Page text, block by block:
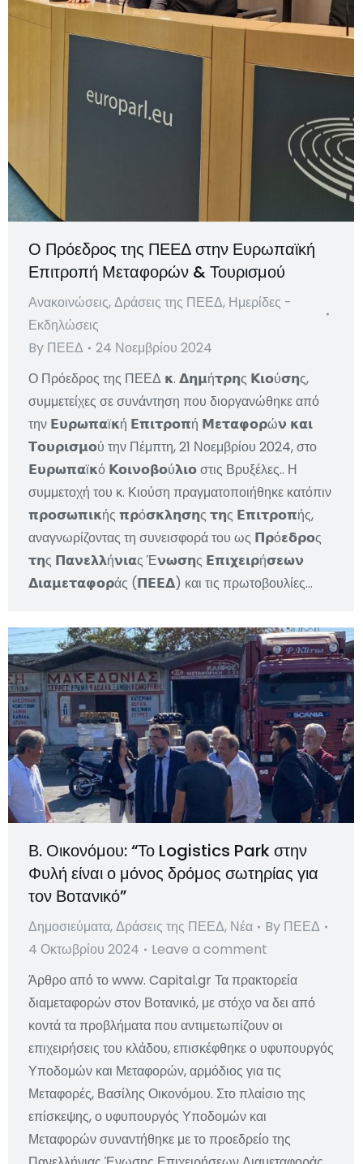
Ο Πρόεδρος της ΠΕΕΔ στην Ευρωπαϊκή
Επιτροπή Μεταφορών & Τουρισμού
Ανακοινώσεις,Δράσεις της ΠΕΕΔ, Ημερίδες -
Εκδηλώσεις
By ΠΕΕΔ
24 Νοεμβρίου 2024
Ο Πρόεδρος της ΠΕΕΔ 𝝹. 𝝙𝝶𝝻ή𝞃𝞀𝝶ς 𝝟𝝸𝝾ύ𝞂𝝶ς,
συμμετείχες σε συνάντηση που διοργανώθηκε από
την 𝝚𝞄𝞀𝞈𝝿𝝰ϊ𝝹ή 𝝚𝝿𝝸𝞃𝞀𝝾𝝿ή 𝝡𝝴𝞃𝝰𝞅𝝾𝞀ώ𝝼 𝝹𝝰𝝸
𝝩𝝾𝞄𝞀𝝸𝞂𝝻𝝾ύ την Πέμπτη, 21 Νοεμβρίου 2024, στο
𝝚𝞄𝞀𝞈𝝿𝝰ϊ𝝹ό 𝝟𝝾𝝸𝝼𝝾𝝱𝝾ύ𝝺𝝸𝝾 στις Βρυξέλες.. Η
συμμετοχή του κ. Κιούση πραγματοποιήθηκε κατόπιν
𝝿𝞀𝝾𝞂𝞈𝝿𝝸𝝹ής 𝝿𝞀ό𝞂𝝹𝝺𝝶𝞂𝝶ς 𝞃𝝶ς 𝝚𝝿𝝸𝞃𝞀𝝾𝝿ής,
αναγνωρίζοντας τη συνεισφορά του ως 𝝥𝞀ό𝝴𝝳𝞀𝝾ς
𝞃𝝶ς 𝝥𝝰𝝼𝝴𝝺𝝺ή𝝼𝝸𝝰ς Έ𝝼𝞈𝞂𝝶ς 𝝚𝝿𝝸𝞆𝝴𝝸𝞀ή𝞂𝝴𝞈𝝼
𝝙𝝸𝝰𝝻𝝴𝞃𝝰𝞅𝝾𝞀άς (𝝥𝝚𝝚𝝙) και τις πρωτοβουλίες…
Β. Οικονόμου: “Το Logistics Park στην
Φυλή είναι ο μόνος δρόμος σωτηρίας για
τον Βοτανικό”
Δημοσιεύματα,Δράσεις της ΠΕΕΔ, Νέα By ΠΕΕΔ
4 Οκτωβρίου 2024
Leave a comment
Άρθρο από το www. Capital.gr Τα πρακτορεία
διαμεταφορών στον Βοτανικό, με στόχο να δει από
κοντά τα προβλήματα που αντιμετωπίζουν οι
επιχειρήσεις του κλάδου, επισκέφθηκε ο υφυπουργός
Υποδομών και Μεταφορών, αρμόδιος για τις
Μεταφορές, Βασίλης Οικονόμου. Στο πλαίσιο της
επίσκεψης, ο υφυπουργός Υποδομών και
Μεταφορών συναντήθηκε με το προεδρείο της